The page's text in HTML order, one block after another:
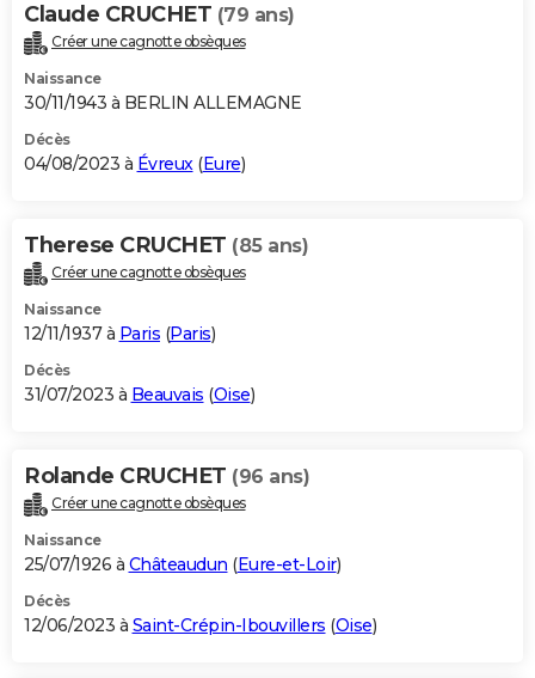
Claude CRUCHET (79 ans)
Créer une cagnotte obsèques
Naissance
30/11/1943 à BERLIN ALLEMAGNE
Décès
04/08/2023 à Évreux(Eure)
Therese CRUCHET (85 ans)
Créer une cagnotte obsèques
Naissance
12/11/1937 à Paris (Paris)
Décès
31/07/2023 à Beauvais (Oise)
Rolande CRUCHET (96 ans)
Créer une cagnotte obsèques
Naissance
25/07/1926 à Châteaudun (Eure-et-Loir)
Décès
12/06/2023 à Saint-Crépin-Ibouvillers (Oise)